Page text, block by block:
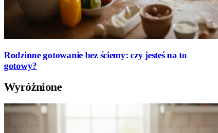
Rodzinne gotowanie bez ściemy: czy jesteś na to
gotowy?
Wyróżnione